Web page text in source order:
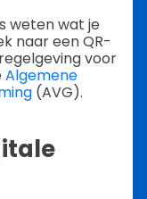
weten wat je
naar een QR-
voor
Algemene
(AVG).